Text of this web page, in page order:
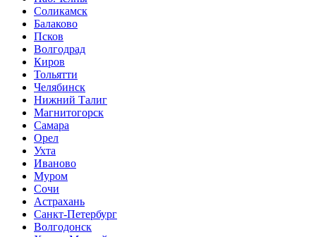
Соликамск
Балаково
Псков
Волгодрад
Киров
Тольятти
Челябинск
Нижний Талиг
Магнитогорск
Самара
Орел
Ухта
Иваново
Муром
Сочи
Астрахань
Санкт-Петербург
Волгодонск